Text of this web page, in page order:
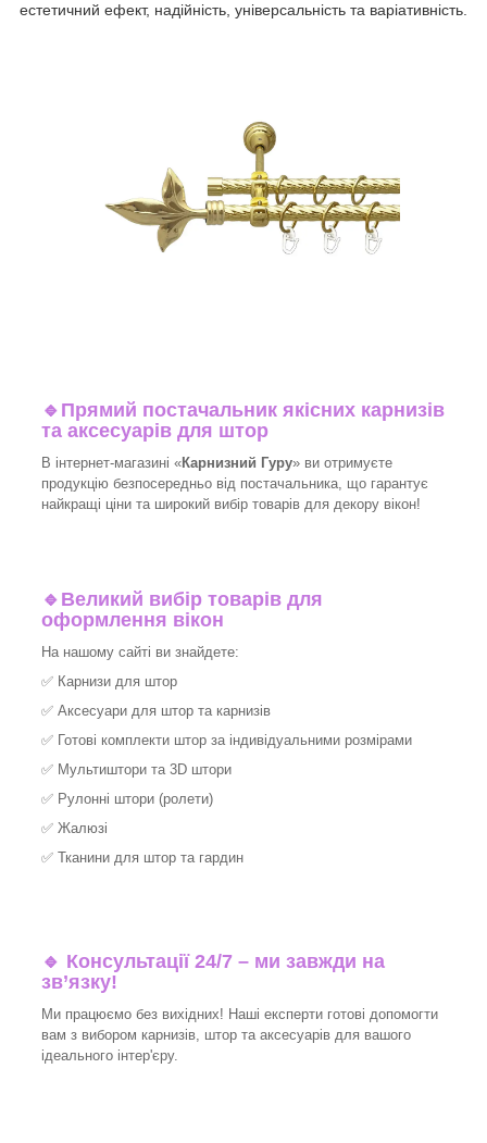
естетичний ефект, надійність, універсальність та варіативність.
🔹 Прямий постачальник якісних карнизів
та аксесуарів для штор
В інтернет-магазині «Карнизний Гуру» ви отримуєте
продукцію безпосередньо від постачальника, що гарантує
найкращі ціни та широкий вибір товарів для декору вікон!​
🔹 Великий вибір товарів для
оформлення вікон
На нашому сайті ви знайдете:
✅ Карнизи для штор
✅ Аксесуари для штор та карнизів
✅ Готові комплекти штор за індивідуальними розмірами
✅ Мультиштори та 3D штори
✅ Рулонні штори (ролети)
✅ Жалюзі
✅ Тканини для штор та гардин
🔹 Консультації 24/7 – ми завжди на
зв’язку!
Ми працюємо без вихідних! Наші експерти готові допомогти
вам з вибором карнизів, штор та аксесуарів для вашого
ідеального інтер'єру.​